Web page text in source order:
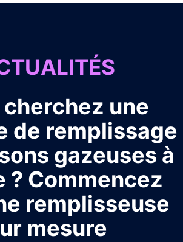
cherchez une
de remplissage
gazeuses à
? Commencez
remplisseuse
mesure